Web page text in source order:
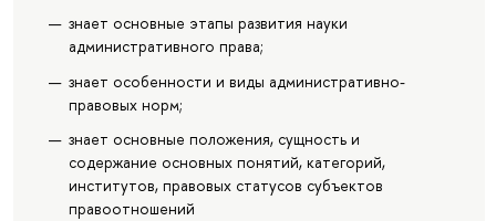
знает основные этапы развития науки
административного права;
знает особенности и виды административно-
правовых норм;
знает основные положения, сущность и
содержание основных понятий, категорий,
институтов, правовых статусов субъектов
правоотношений